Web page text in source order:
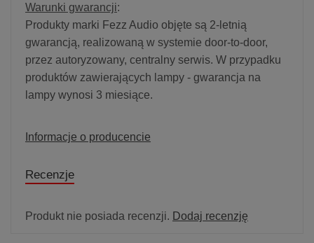
Warunki gwarancji:
Produkty marki Fezz Audio objęte są 2-letnią
gwarancją, realizowaną w systemie door-to-door,
przez autoryzowany, centralny serwis. W przypadku
produktów zawierających lampy - gwarancja na
lampy wynosi 3 miesiące.
Informacje o producencie
Recenzje
Produkt nie posiada recenzji. Dodaj recenzję